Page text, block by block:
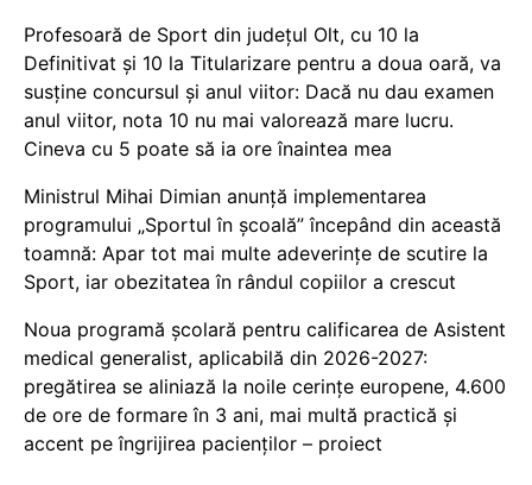
Profesoară de Sport din județul Olt, cu 10 la
Definitivat și 10 la Titularizare pentru a doua oară, va
susține concursul și anul viitor: Dacă nu dau examen
anul viitor, nota 10 nu mai valorează mare lucru.
Cineva cu 5 poate să ia ore înaintea mea
Ministrul Mihai Dimian anunță implementarea
programului „Sportul în școală” începând din această
toamnă: Apar tot mai multe adeverințe de scutire la
Sport, iar obezitatea în rândul copiilor a crescut
Noua programă școlară pentru calificarea de Asistent
medical generalist, aplicabilă din 2026-2027:
pregătirea se aliniază la noile cerințe europene, 4.600
de ore de formare în 3 ani, mai multă practică și
accent pe îngrijirea pacienților – proiect